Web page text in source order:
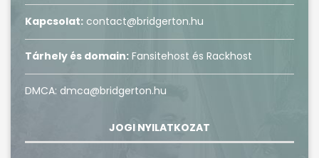
Kapcsolat: contact@bridgerton.hu
Tárhely és domain: Fansitehost és Rackhost
DMCA: dmca@bridgerton.hu
JOGI NYILATKOZAT